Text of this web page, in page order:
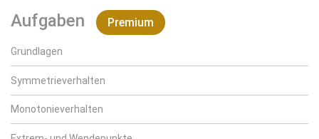
Aufgaben Premium
Grundlagen
Symmetrieverhalten
Monotonieverhalten